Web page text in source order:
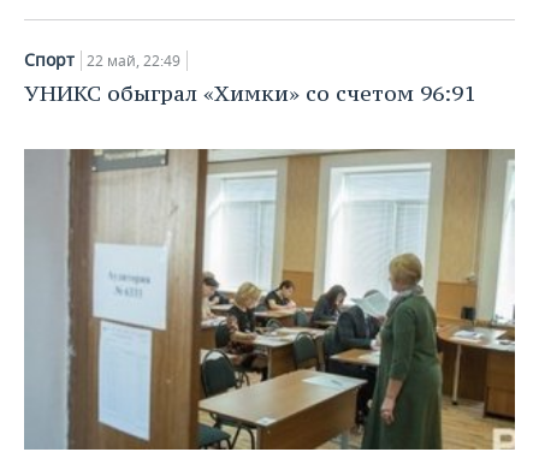
ЭНЕРГЕТИКА
ТЕЛЕКОММУНИКАЦИИ
БИЗНЕС-БРАНЧИ
ONLINE-КОНФЕРЕНЦИИ
ОТКРЫТАЯ ЛЕКЦИЯ
ФУТБОЛ
ХОККЕЙ
ВОЛЕЙБОЛ
КИБЕРСПОРТ
ФИГУРНОЕ КАТАНИЕ
ВОДНЫЕ ВИДЫ СПОРТА
НОВОСТИ ОБЩЕСТВА
ВЛАСТЬ
ИНФРАСТРУКТУРА
ИСТОРИЯ
КУЛЬТУРА
МЕДИЦИНА
ОБРАЗОВАНИЕ
ФОТОГАЛЕРЕЯ
СЮЖЕТЫ
СПИСОК ПЕРСОН
СПИСОК КОМПАНИЙ
ПОЛНАЯ ВЕРСИЯ
Спорт 22 май, 22:49
УНИКС обыграл «Химки» со счетом 96:91